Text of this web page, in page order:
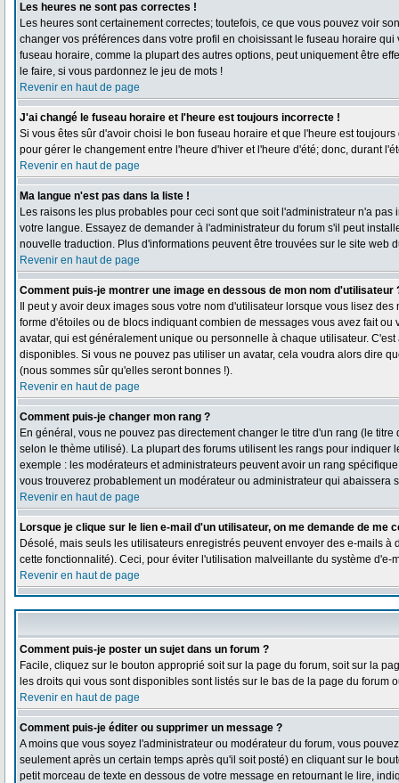
Les heures ne sont pas correctes !
Les heures sont certainement correctes; toutefois, ce que vous pouvez voir
changer vos préférences dans votre profil en choisissant le fuseau horaire
fuseau horaire, comme la plupart des autres options, peut uniquement être
le faire, si vous pardonnez le jeu de mots !
Revenir en haut de page
J'ai changé le fuseau horaire et l'heure est toujours incorrecte !
Si vous êtes sûr d'avoir choisi le bon fuseau horaire et que l'heure est
pour gérer le changement entre l'heure d'hiver et l'heure d'été; donc, durant
Revenir en haut de page
Ma langue n'est pas dans la liste !
Les raisons les plus probables pour ceci sont que soit l'administrateur n'a
votre langue. Essayez de demander à l'administrateur du forum s'il peut
nouvelle traduction. Plus d'informations peuvent être trouvées sur le site web
Revenir en haut de page
Comment puis-je montrer une image en dessous de mon nom d'utilisateur
Il peut y avoir deux images sous votre nom d'utilisateur lorsque vous lisez
forme d'étoiles ou de blocs indiquant combien de messages vous avez fait
avatar, qui est généralement unique ou personnelle à chaque utilisateur.
disponibles. Si vous ne pouvez pas utiliser un avatar, cela voudra alors dire
(nous sommes sûr qu'elles seront bonnes !).
Revenir en haut de page
Comment puis-je changer mon rang ?
En général, vous ne pouvez pas directement changer le titre d'un rang (le
selon le thème utilisé). La plupart des forums utilisent les rangs pour
exemple : les modérateurs et administrateurs peuvent avoir un rang
vous trouverez probablement un modérateur ou administrateur qui abaissera
Revenir en haut de page
Lorsque je clique sur le lien e-mail d'un utilisateur, on me demande de me
Désolé, mais seuls les utilisateurs enregistrés peuvent envoyer des e-mails
cette fonctionnalité). Ceci, pour éviter l'utilisation malveillante du système d'e-
Revenir en haut de page
Comment puis-je poster un sujet dans un forum ?
Facile, cliquez sur le bouton approprié soit sur la page du forum, soit sur la
les droits qui vous sont disponibles sont listés sur le bas de la page du forum
Revenir en haut de page
Comment puis-je éditer ou supprimer un message ?
A moins que vous soyez l'administrateur ou modérateur du forum, vous
seulement après un certain temps après qu'il soit posté) en cliquant sur le
petit morceau de texte en dessous de votre message en retournant le lire,